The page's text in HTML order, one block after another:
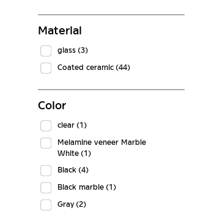
Material
glass (3)
Coated ceramic (44)
Color
clear (1)
Melamine veneer Marble
White (1)
Black (4)
Black marble (1)
Gray (2)